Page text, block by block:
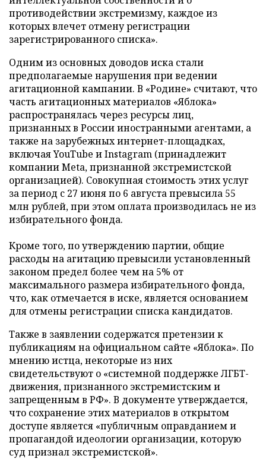
противодействии экстремизму, каждое из
которых влечет отмену регистрации
зарегистрированного списка».
Одним из основных доводов иска стали
предполагаемые нарушения при ведении
агитационной кампании. В «Родине» считают, что
часть агитационных материалов «Яблока»
распространялась через ресурсы лиц,
признанных в России иностранными агентами, а
также на зарубежных интернет-площадках,
включая YouTube и Instagram (принадлежит
компании Meta, признанной экстремистской
организацией). Совокупная стоимость этих услуг
за период с 27 июня по 6 августа превысила 55
млн рублей, при этом оплата производилась не из
избирательного фонда.
Кроме того, по утверждению партии, общие
расходы на агитацию превысили установленный
законом предел более чем на 5% от
максимального размера избирательного фонда,
что, как отмечается в иске, является основанием
для отмены регистрации списка кандидатов.
Также в заявлении содержатся претензии к
публикациям на официальном сайте «Яблока». По
мнению истца, некоторые из них
свидетельствуют о «системной поддержке ЛГБТ-
движения, признанного экстремистским и
запрещенным в РФ». В документе утверждается,
что сохранение этих материалов в открытом
доступе является «публичным оправданием и
пропагандой идеологии организации, которую
суд признал экстремистской».